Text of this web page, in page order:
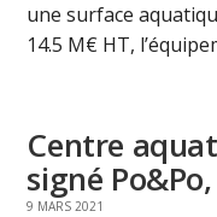
une surface
14.5 M€ HT,
Centre
signé
9 MARS 2021